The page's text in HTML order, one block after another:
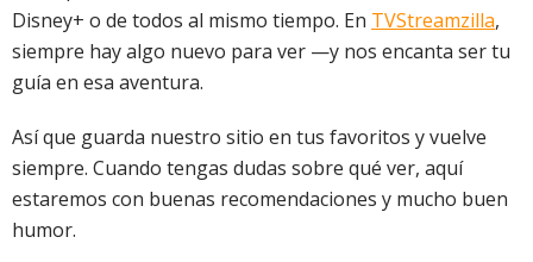
Disney+ o de todos al mismo tiempo. En TVStreamzilla,
siempre hay algo nuevo para ver —y nos encanta ser tu
guía en esa aventura.
Así que guarda nuestro sitio en tus favoritos y vuelve
siempre. Cuando tengas dudas sobre qué ver, aquí
estaremos con buenas recomendaciones y mucho buen
humor.